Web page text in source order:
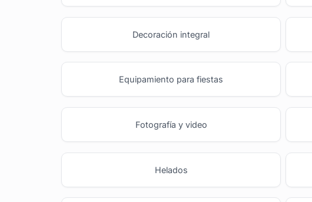
Decoración integral
Equipamiento para fiestas
Fotografía y video
Helados